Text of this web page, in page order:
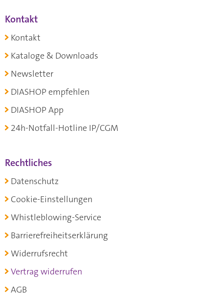
Kontakt
Kontakt
Kataloge & Downloads
Newsletter
DIASHOP empfehlen
DIASHOP App
24h-Notfall-Hotline IP/CGM
Rechtliches
Datenschutz
Cookie-Einstellungen
Whistleblowing-Service
Barrierefreiheitserklärung
Widerrufsrecht
Vertrag widerrufen
AGB